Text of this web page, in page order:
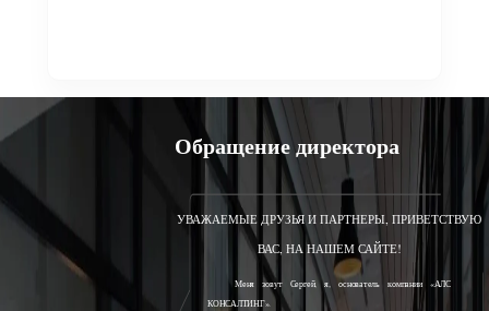
Обращение директора
УВАЖАЕМЫЕ ДРУЗЬЯ И ПАРТНЕРЫ, ПРИВЕТСТВУЮ
ВАС, НА НАШЕМ САЙТЕ!
Меня зовут Сергей, я, основатель компании «АЛС
КОНСАЛТИНГ».